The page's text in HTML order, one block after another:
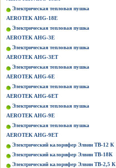
Электрическая тепловая пушка
AEROTEK AHG-18E
Электрическая тепловая пушка
AEROTEK AHG-3E
Электрическая тепловая пушка
AEROTEK AHG-3ET
Электрическая тепловая пушка
AEROTEK AHG-6E
Электрическая тепловая пушка
AEROTEK AHG-6ET
Электрическая тепловая пушка
AEROTEK AHG-9E
Электрическая тепловая пушка
AEROTEK AHG-9ET
Электрический калорифер Элвин ТВ-12 К
Электрический калорифер Элвин ТВ-18К
Электрический калорифер Элвин ТВ-2,5 К